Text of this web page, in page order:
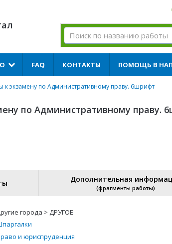
FAQ КОНТАКТЫ ПОМОЩЬ В
к экзамену по Административному праву. 6шрифт
по Административному праву.
Дополнительная
(фрагменты работы)
города > ДРУГОЕ
и юриспруденция